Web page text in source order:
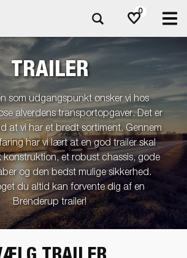
0
TRAILER
som udgangspunkt ønsker vi hos
alverdens transportopgaver. Det er
at vi har et bredt sortiment. Gennem
har vi lært at en god trailer skal
et robust chassis, gode
og den bedst mulige sikkerhed.
du altid kan forvente dig af en
Brenderup trailer!